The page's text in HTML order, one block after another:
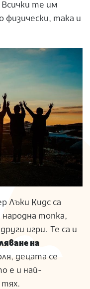
Всички те им
физически, така и
Лъки Кидс са
топка,
игри. Те са и
на
децата се
е и най-
тях.